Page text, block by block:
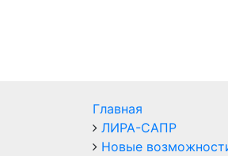
Главная
ЛИРА-САПР
Новые